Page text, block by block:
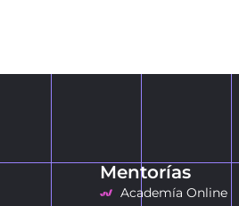
Mentorías
Academía Online